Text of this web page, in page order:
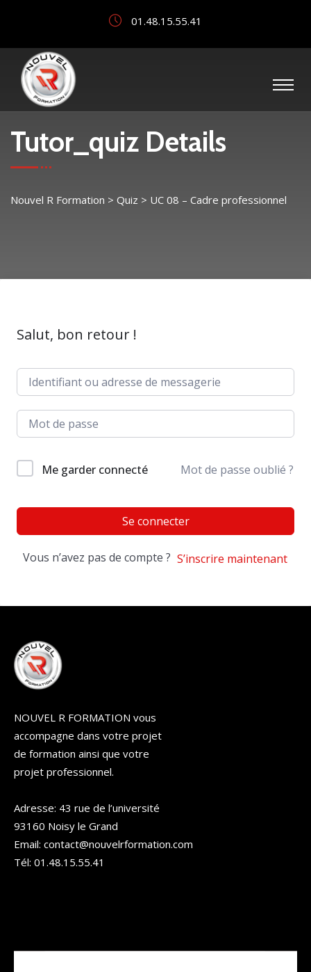
01.48.15.55.41
Tutor_quiz Details
Nouvel R Formation > Quiz > UC 08 – Cadre professionnel
Salut, bon retour !
Me garder connecté Mot de passe oublié ?
Se connecter
Vous n’avez pas de compte ? S’inscrire maintenant
NOUVEL R FORMATION vous
accompagne dans votre projet
de formation ainsi que votre
projet professionnel.
Adresse: 43 rue de l’université
93160 Noisy le Grand
Email: contact@nouvelrformation.com
Tél: 01.48.15.55.41